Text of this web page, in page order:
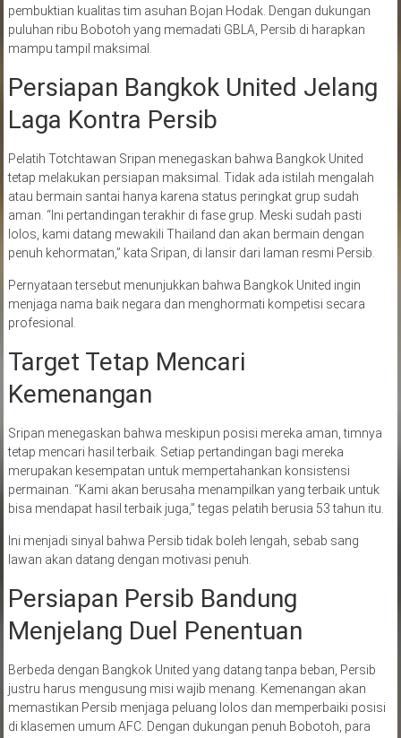
pembuktian kualitas tim asuhan Bojan Hodak. Dengan dukungan
puluhan ribu Bobotoh yang memadati GBLA, Persib di harapkan
mampu tampil maksimal.
Persiapan Bangkok United Jelang
Laga Kontra Persib
Pelatih Totchtawan Sripan menegaskan bahwa Bangkok United
tetap melakukan persiapan maksimal. Tidak ada istilah mengalah
atau bermain santai hanya karena status peringkat grup sudah
aman. “Ini pertandingan terakhir di fase grup. Meski sudah pasti
lolos, kami datang mewakili Thailand dan akan bermain dengan
penuh kehormatan,” kata Sripan, di lansir dari laman resmi Persib.
Pernyataan tersebut menunjukkan bahwa Bangkok United ingin
menjaga nama baik negara dan menghormati kompetisi secara
profesional.
Target Tetap Mencari
Kemenangan
Sripan menegaskan bahwa meskipun posisi mereka aman, timnya
tetap mencari hasil terbaik. Setiap pertandingan bagi mereka
merupakan kesempatan untuk mempertahankan konsistensi
permainan. “Kami akan berusaha menampilkan yang terbaik untuk
bisa mendapat hasil terbaik juga,” tegas pelatih berusia 53 tahun itu.
Ini menjadi sinyal bahwa Persib tidak boleh lengah, sebab sang
lawan akan datang dengan motivasi penuh.
Persiapan Persib Bandung
Menjelang Duel Penentuan
Berbeda dengan Bangkok United yang datang tanpa beban, Persib
justru harus mengusung misi wajib menang. Kemenangan akan
memastikan Persib menjaga peluang lolos dan memperbaiki posisi
di klasemen umum AFC. Dengan dukungan penuh Bobotoh, para